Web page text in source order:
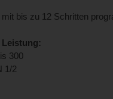
bis zu 12 Schritten
300
1/2